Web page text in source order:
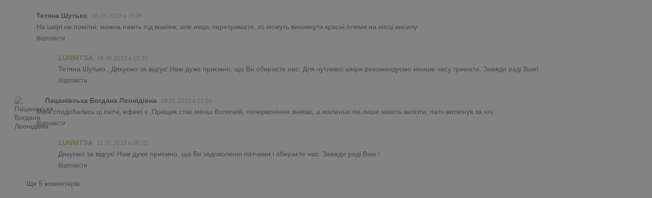
Тетяна Шутько 16.06.2023 в 16:06
На шкірі не помітні, можна навіть під макіяж, але якщо перетримати, то можуть виникнути красні плями на місці висипу
Відповісти
LUNNITSA 16.06.2023 в 19:25
Тетяна Шутько , Дякуємо за відгук! Нам дуже приємно, що Ви обираєте нас. Для чутливої шкіри рекомендуємо менше часу тримати. Завжди раді Вам!
Відповісти
Пацанівська Богдана Леонідівна 09.01.2023 в 17:59
Мені сподобались ці патчі, ефект є. Прищик стає менш болючий, почервоніння зникає, а маленькі які лише мають вилізти, патч витягнув за ніч.
Відповісти
LUNNITSA 11.01.2023 в 09:25
Дякуємо за відгук! Нам дуже приємно, що Ви задоволенні патчами і обираєте нас. Завжди раді Вам !
Відповісти
Ще 5 коментарів